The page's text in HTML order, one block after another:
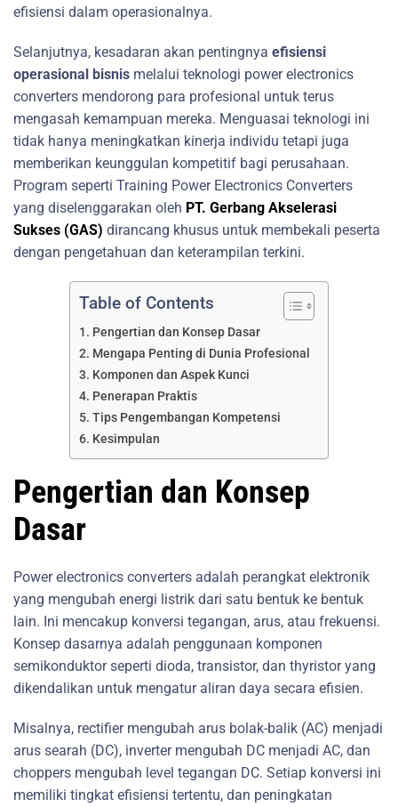
efisiensi dalam operasionalnya.
Selanjutnya, kesadaran akan pentingnya efisiensi
operasional bisnis melalui teknologi power electronics
converters mendorong para profesional untuk terus
mengasah kemampuan mereka. Menguasai teknologi ini
tidak hanya meningkatkan kinerja individu tetapi juga
memberikan keunggulan kompetitif bagi perusahaan.
Program seperti Training Power Electronics Converters
yang diselenggarakan oleh PT. Gerbang Akselerasi
Sukses (GAS) dirancang khusus untuk membekali peserta
dengan pengetahuan dan keterampilan terkini.
Table of Contents
Pengertian dan Konsep Dasar
Mengapa Penting di Dunia Profesional
Komponen dan Aspek Kunci
Penerapan Praktis
Tips Pengembangan Kompetensi
Kesimpulan
Pengertian dan Konsep
Dasar
Power electronics converters adalah perangkat elektronik
yang mengubah energi listrik dari satu bentuk ke bentuk
lain. Ini mencakup konversi tegangan, arus, atau frekuensi.
Konsep dasarnya adalah penggunaan komponen
semikonduktor seperti dioda, transistor, dan thyristor yang
dikendalikan untuk mengatur aliran daya secara efisien.
Misalnya, rectifier mengubah arus bolak-balik (AC) menjadi
arus searah (DC), inverter mengubah DC menjadi AC, dan
choppers mengubah level tegangan DC. Setiap konversi ini
memiliki tingkat efisiensi tertentu, dan peningkatan